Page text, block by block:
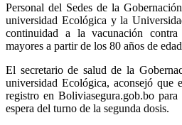
Personal del Sedes de la
universidad Ecológica y la
continuidad a la vacunación
mayores a partir de los 80 años de
El secretario de salud de la
universidad Ecológica, aconsejó que
registro en Boliviasegura.gob.bo
espera del turno de la segunda dosis.